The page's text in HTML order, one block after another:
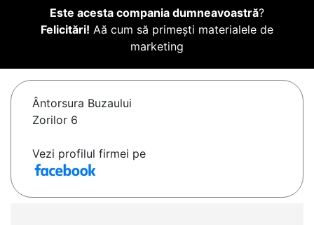
Este acesta compania dumneavoastră?
Felicitări! Aă cum să primești materialele de
marketing
Ântorsura Buzaului
Zorilor 6
Vezi profilul firmei pe